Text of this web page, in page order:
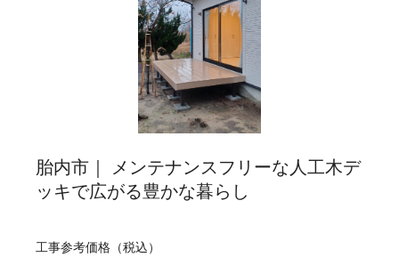
胎内市｜ メンテナンスフリーな人工木デ
ッキで広がる豊かな暮らし
工事参考価格（税込）